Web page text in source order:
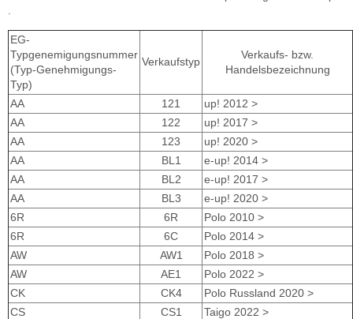
EG-
Typgenemigungsnummer
(Typ-Genehmigungs-
Typ)
Verkaufstyp
Verkaufs- bzw.
Handelsbezeichnung
AA 121
up! 2012 >
AA
122
up! 2017 >
AA
123
up! 2020 >
AA
BL1
e-up! 2014 >
AA
BL2
e-up! 2017 >
AA
BL3
e-up! 2020 >
6R
6R
Polo 2010 >
6R
6C
Polo 2014 >
AW
AW1
Polo 2018 >
AW
AE1
Polo 2022 >
CK
CK4
Polo Russland 2020 >
CS
CS1
Taigo 2022 >